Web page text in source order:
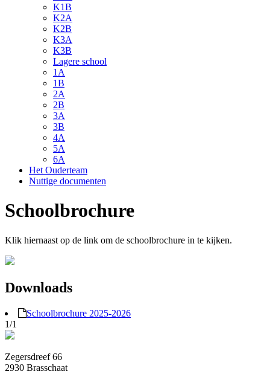
K1B
K2A
K2B
K3A
K3B
Lagere school
1A
1B
2A
2B
3A
3B
4A
5A
6A
Het Ouderteam
Nuttige documenten
Schoolbrochure
Klik hiernaast op de link om de schoolbrochure in te kijken.
Downloads
Schoolbrochure 2025-2026
1/1
Zegersdreef 66
2930 Brasschaat